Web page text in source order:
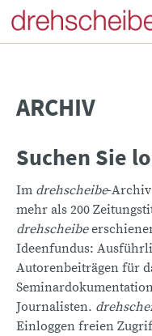
ARCHIV
Suchen Sie
Im drehscheibe-
mehr als 200
drehscheibe
Ideenfundus:
Autorenbeiträgen für
Journalisten.
Einloggen freien